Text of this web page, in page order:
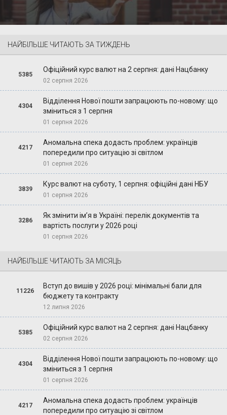
НАЙБІЛЬШЕ ЧИТАЮТЬ ЗА ТИЖДЕНЬ
5385
Офіційний курс валют на 2 серпня: дані Нацбанку
02 серпня 2026
4304
Відділення Нової пошти запрацюють по-новому: що
зміниться з 1 серпня
01 серпня 2026
4217
Аномальна спека додасть проблем: українців
попередили про ситуацію зі світлом
01 серпня 2026
3839
Курс валют на суботу, 1 серпня: офіційні дані НБУ
01 серпня 2026
3286
Як змінити ім’я в Україні: перелік документів та
вартість послуги у 2026 році
01 серпня 2026
НАЙБІЛЬШЕ ЧИТАЮТЬ ЗА МІСЯЦЬ
11226
Вступ до вишів у 2026 році: мінімальні бали для
бюджету та контракту
12 липня 2026
5385
Офіційний курс валют на 2 серпня: дані Нацбанку
02 серпня 2026
4304
Відділення Нової пошти запрацюють по-новому: що
зміниться з 1 серпня
01 серпня 2026
4217
Аномальна спека додасть проблем: українців
попередили про ситуацію зі світлом